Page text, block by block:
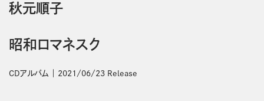
秋元順子
昭和ロマネスク
CDアルバム 2021/06/23 Release